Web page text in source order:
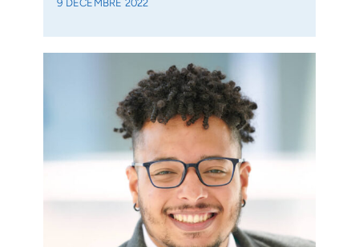
9 DÉCEMBRE 2022